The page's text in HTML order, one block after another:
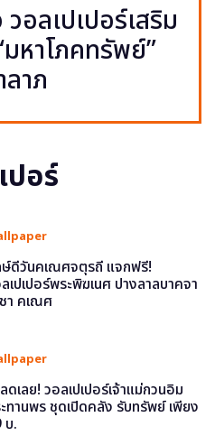
อลเปเปอร์เสริม
หาโภคทรัพย์”
าภ
ปอร์
ดีวันคเณศจตุรถี แจกฟรี!
เปเปอร์พระพิฆเนศ ปางลาลบาคจา
า คเณศ
ดเลย! วอลเปเปอร์เจ้าแม่กวนอิม
ทานพร ชุดเปิดคลัง รับทรัพย์ เพียง
บ.